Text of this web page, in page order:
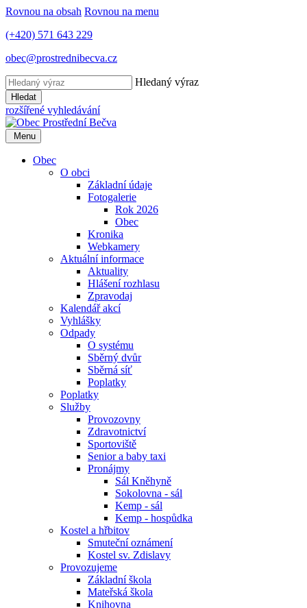
Rovnou na obsah Rovnou na menu
(+420) 571 643 229
obec@prostrednibecva.cz
Hledaný výraz
Hledat
rozšířené vyhledávání
Menu
Obec
O obci
Základní údaje
Fotogalerie
Rok 2026
Obec
Kronika
Webkamery
Aktuální informace
Aktuality
Hlášení rozhlasu
Zpravodaj
Kalendář akcí
Vyhlášky
Odpady
O systému
Sběrný dvůr
Sběrná síť
Poplatky
Poplatky
Služby
Provozovny
Zdravotnictví
Sportoviště
Senior a baby taxi
Pronájmy
Sál Kněhyně
Sokolovna - sál
Kemp - sál
Kemp - hospůdka
Kostel a hřbitov
Smuteční oznámení
Kostel sv. Zdislavy
Provozujeme
Základní škola
Mateřská škola
Knihovna